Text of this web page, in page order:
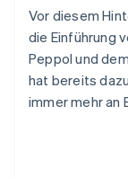
Vor diesem
die Einführung
Peppol und
hat bereits
immer mehr an